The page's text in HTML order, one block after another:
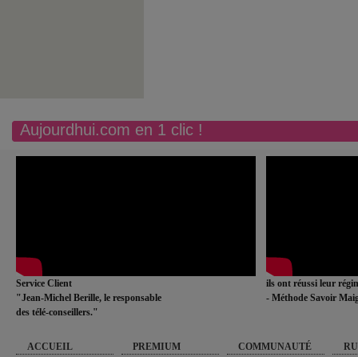
Aujourdhui.com en 1 clic !
Service Client
"Jean-Michel Berille, le responsable
des télé-conseillers."
ils ont réussi leur
- Méthode Savoir
ACCUEIL PREMIUM COMMUNAUTÉ